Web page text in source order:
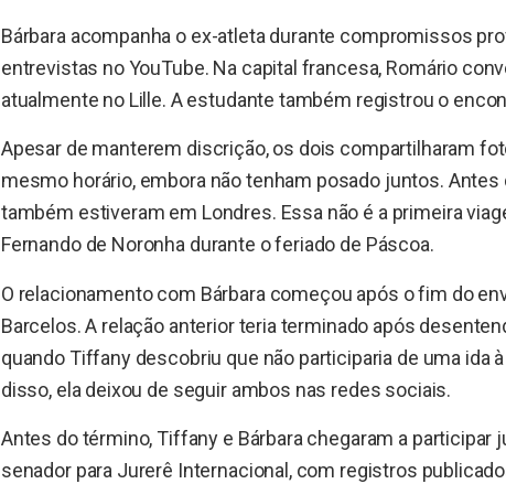
Bárbara acompanha o ex-atleta durante compromissos
entrevistas no YouTube. Na capital francesa, Romário
atualmente no Lille. A estudante também registrou o
Apesar de manterem discrição, os dois compartilharam
mesmo horário, embora não tenham posado juntos. Antes
também estiveram em Londres. Essa não é a primeira
Fernando de Noronha durante o feriado de Páscoa.
O relacionamento com Bárbara começou após o fim do
Barcelos. A relação anterior teria terminado após
quando Tiffany descobriu que não participaria de uma ida
disso, ela deixou de seguir ambos nas redes sociais.
Antes do término, Tiffany e Bárbara chegaram a participar
senador para Jurerê Internacional, com registros